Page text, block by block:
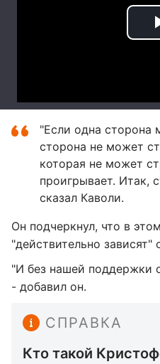
"Если одна сторона
сторона не может
которая не может
проигрывает. Итак,
сказал Каволи.
Он подчеркнул, что в
"действительно
"И без нашей поддержки
- добавил он.
СПРАВКА
Кто такой